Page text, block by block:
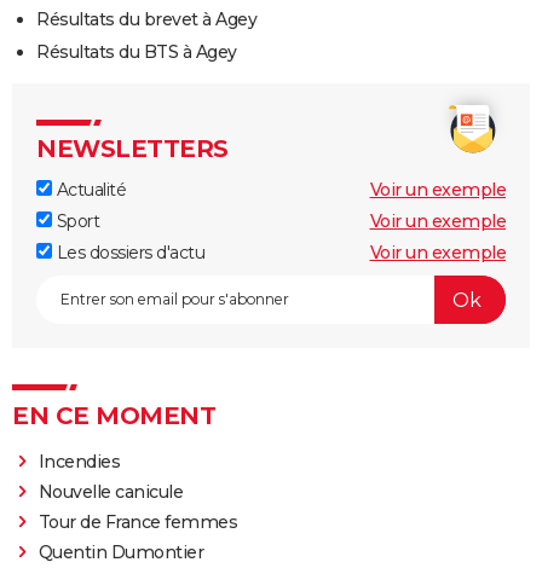
Résultats du brevet à Agey
Résultats du BTS à Agey
NEWSLETTERS
Actualité
Voir un exemple
Sport
Voir un exemple
Les dossiers d'actu
Voir un exemple
EN CE MOMENT
Incendies
Nouvelle canicule
Tour de France femmes
Quentin Dumontier